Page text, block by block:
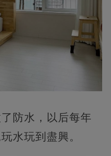
防水，以后每年
水玩到盡興。